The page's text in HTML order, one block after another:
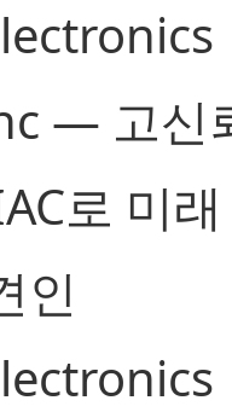
— 고신
로 미
인